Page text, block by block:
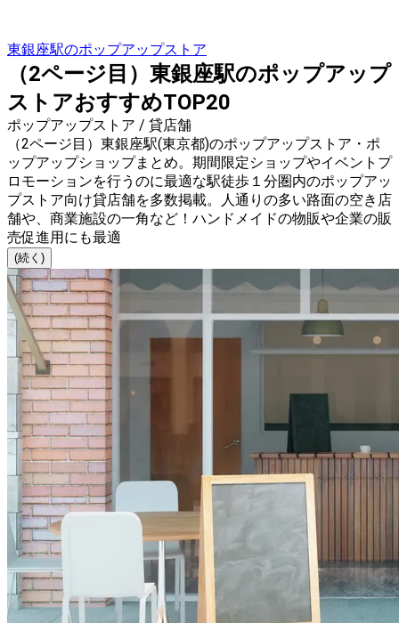
東銀座駅のポップアップストア
（2ページ目）東銀座駅のポップアップ
ストアおすすめTOP20
ポップアップストア / 貸店舗
（2ページ目）東銀座駅(東京都)のポップアップストア・ポ
ップアップショップまとめ。期間限定ショップやイベントプ
ロモーションを行うのに最適な駅徒歩１分圏内のポップアッ
プストア向け貸店舗を多数掲載。人通りの多い路面の空き店
舗や、商業施設の一角など！ハンドメイドの物販や企業の販
売促進用にも最適
(続く)